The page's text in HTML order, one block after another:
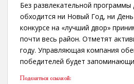
Без развлекательной программы
обходится ни Новый Год, ни
конкурсе на «лучший двор»
почти весь район. Отметят
году. Управляющая компания
победителей будет
Поделиться ссылкой: